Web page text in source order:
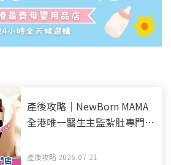
產後攻略｜NewBorn MAMA
全港唯一醫生主監紮肚專門店
源修復產後身體
產後攻略 2026-07-21